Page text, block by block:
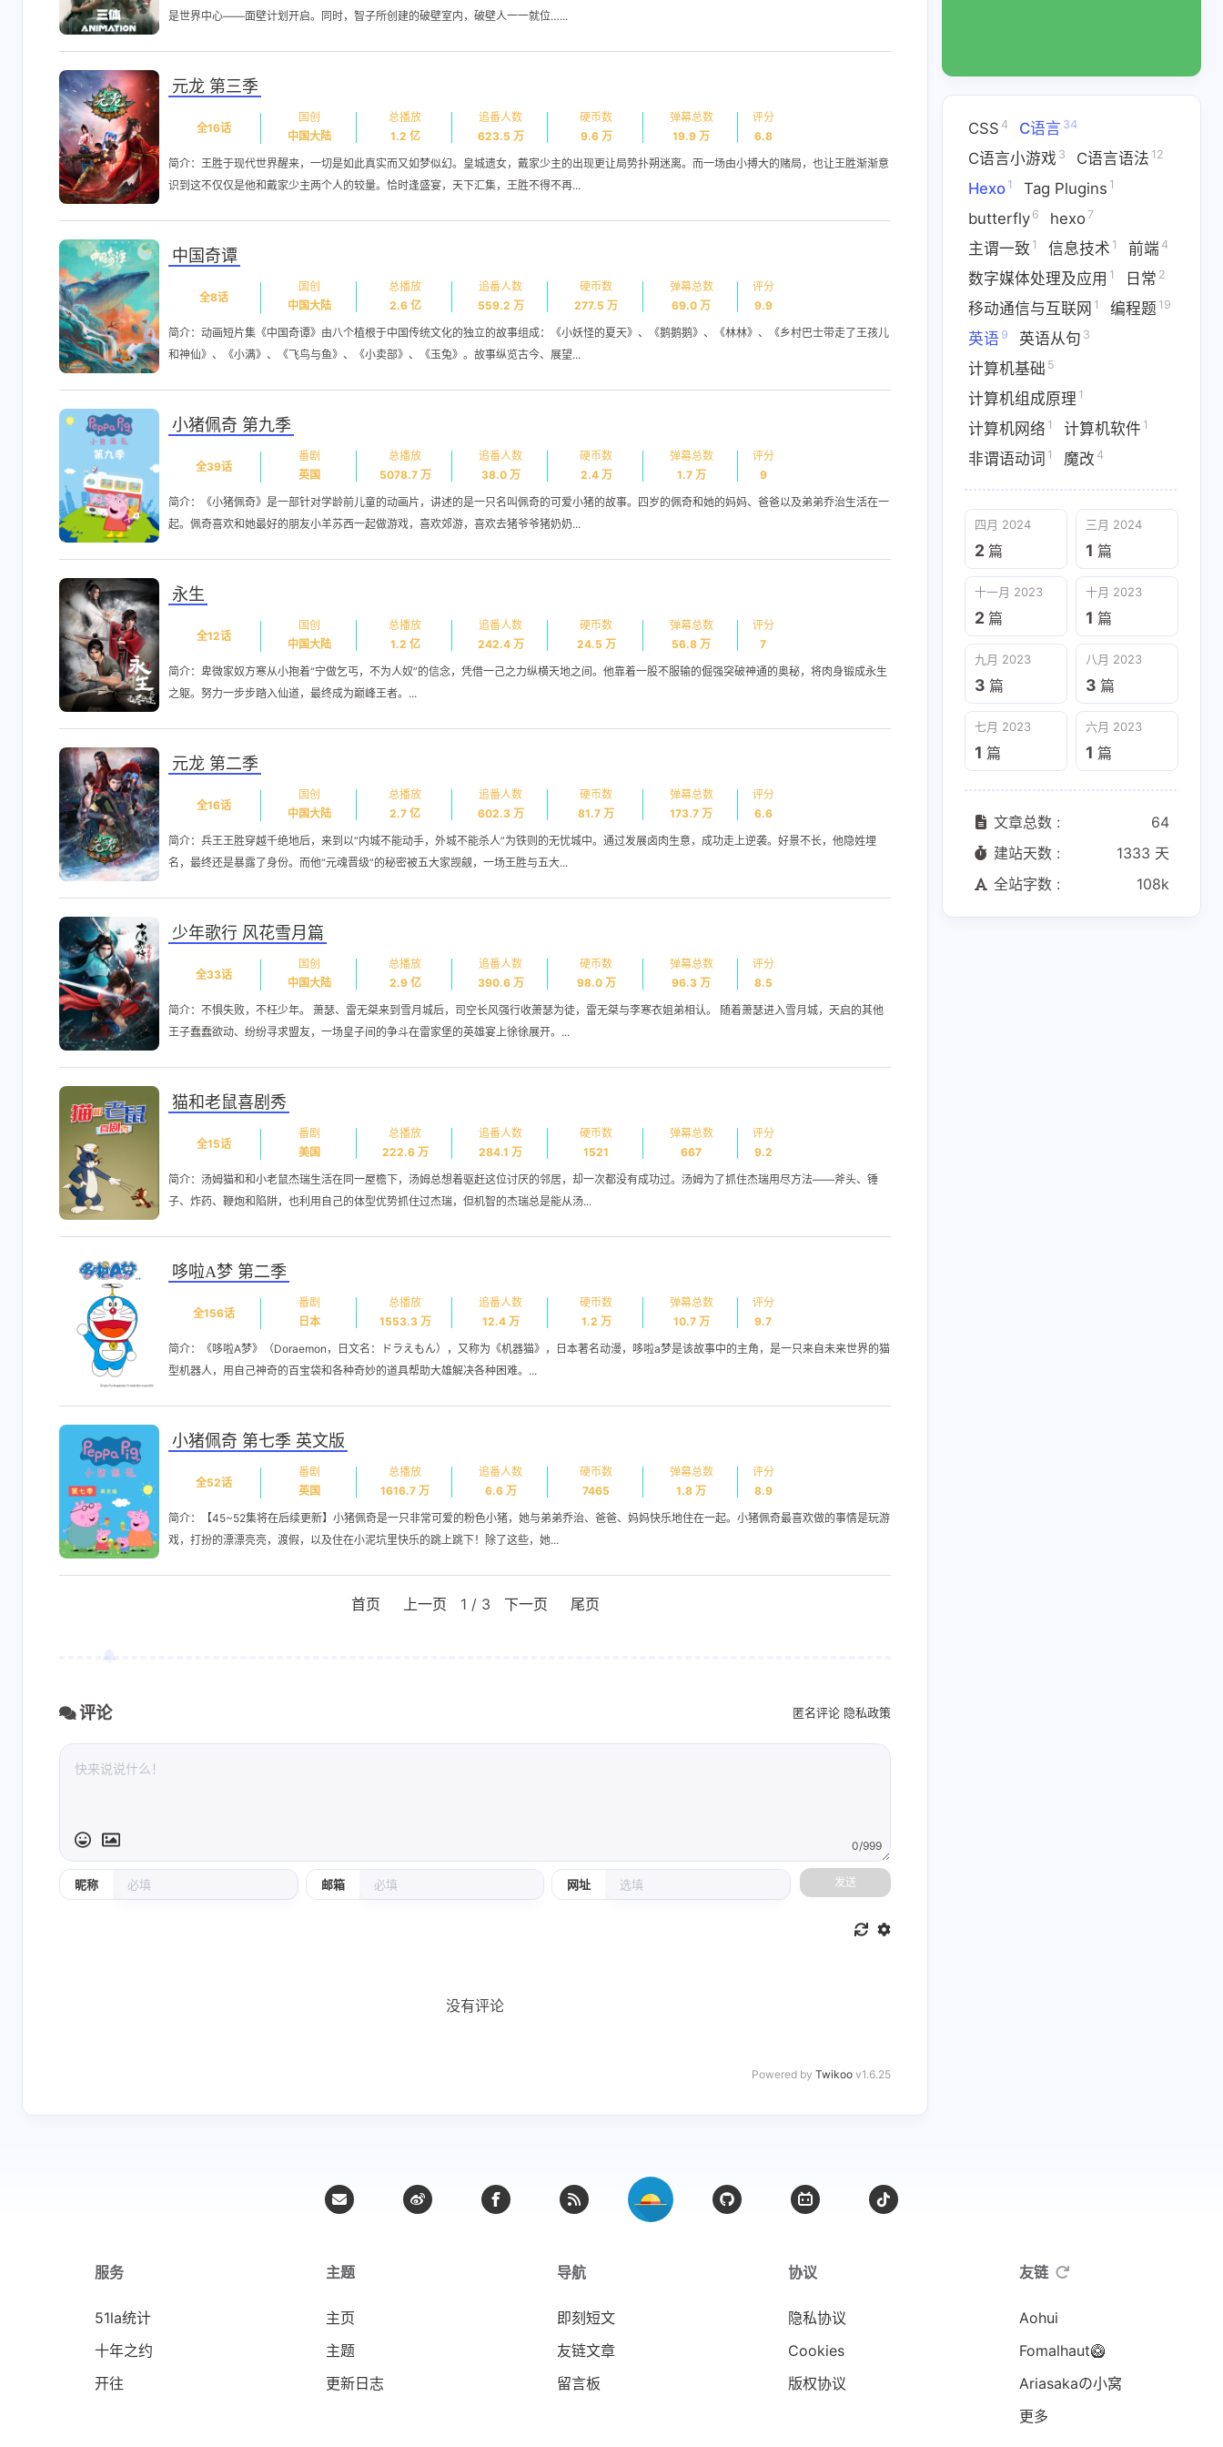
的讲解很清晰，特别
再到GBK和UTF-8的
解为什么会出现乱码
问题。我之前就是因
时各种乱码，现在终
于明白了区位码、国
标码和机内码的区别
了。
6-24-2026
姓名测试打分
6-24-2026
深圳太阳能板定制
召田最帅boy
欢迎来我的博客看看
解析出来啊😅[链接]
欢迎来我的博客看看
兴趣点
寻找你感兴趣的领域
Tag Plugins1
日常2 移动通信与互联网 编程题
计算机组成原理1 计算机网络1 计算机软件1 非谓语动词
四月 2024
篇 3篇
是世界中心——面壁计划开启。同时，智子所创建的破壁室内，破壁人一一就位…...
元龙 第三季
全16话
国创
中国大陆
总播放
1.2 亿
追番人数
623.5 万
硬币数
9.6 万
弹幕总数
19.9 万
评分
6.8
简介：王胜于现代世界醒来，一切是如此真实而又如梦似幻。皇城遗女，戴家少主的出现更让局势扑朔迷离。而一场由小搏大的赌局，也让王胜渐渐意
识到这不仅仅是他和戴家少主两个人的较量。恰时逢盛宴，天下汇集，王胜不得不再...
中国奇谭
全8话
国创
中国大陆
总播放
2.6 亿
追番人数
559.2 万
硬币数
277.5 万
弹幕总数
69.0 万
评分
9.9
简介：动画短片集《中国奇谭》由八个植根于中国传统文化的独立的故事组成：《小妖怪的夏天》、《鹅鹅鹅》、《林林》、《乡村巴士带走了王孩儿
和神仙》、《小满》、《飞鸟与鱼》、《小卖部》、《玉兔》。故事纵览古今、展望...
小猪佩奇 第九季
全39话
番剧
英国
总播放
5078.7 万
追番人数
38.0 万
硬币数
2.4 万
弹幕总数
1.7 万
评分
9
简介：《小猪佩奇》是一部针对学龄前儿童的动画片，讲述的是一只名叫佩奇的可爱小猪的故事。四岁的佩奇和她的妈妈、爸爸以及弟弟乔治生活在一
起。佩奇喜欢和她最好的朋友小羊苏西一起做游戏，喜欢郊游，喜欢去猪爷爷猪奶奶...
永生
全12话
国创
中国大陆
总播放
1.2 亿
追番人数
242.4 万
硬币数
24.5 万
弹幕总数
56.8 万
评分
7
简介：卑微家奴方寒从小抱着“宁做乞丐，不为人奴”的信念，凭借一己之力纵横天地之间。他靠着一股不服输的倔强突破神通的奥秘，将肉身锻成永生
之躯。努力一步步踏入仙道，最终成为巅峰王者。...
元龙 第二季
全16话
国创
中国大陆
总播放
2.7 亿
追番人数
602.3 万
硬币数
81.7 万
弹幕总数
173.7 万
评分
6.6
简介：兵王王胜穿越千绝地后，来到以“内城不能动手，外城不能杀人”为铁则的无忧城中。通过发展卤肉生意，成功走上逆袭。好景不长，他隐姓埋
名，最终还是暴露了身份。而他“元魂晋级”的秘密被五大家觊觎，一场王胜与五大...
少年歌行 风花雪月篇
全33话
国创
中国大陆
总播放
2.9 亿
追番人数
390.6 万
硬币数
98.0 万
弹幕总数
96.3 万
评分
8.5
简介：不惧失败，不枉少年。 萧瑟、雷无桀来到雪月城后，司空长风强行收萧瑟为徒，雷无桀与李寒衣姐弟相认。 随着萧瑟进入雪月城，天启的其他
王子蠢蠢欲动、纷纷寻求盟友，一场皇子间的争斗在雷家堡的英雄宴上徐徐展开。...
猫和老鼠喜剧秀
全15话
番剧
美国
总播放
222.6 万
追番人数
284.1 万
硬币数
1521
弹幕总数
667
评分
9.2
简介：汤姆猫和和小老鼠杰瑞生活在同一屋檐下，汤姆总想着驱赶这位讨厌的邻居，却一次都没有成功过。汤姆为了抓住杰瑞用尽方法——斧头、锤
子、炸药、鞭炮和陷阱，也利用自己的体型优势抓住过杰瑞，但机智的杰瑞总是能从汤...
哆啦A梦 第二季
全156话
番剧
日本
总播放
1553.3 万
追番人数
12.4 万
硬币数
1.2 万
弹幕总数
10.7 万
评分
9.7
简介：《哆啦A梦》（Doraemon，日文名：ドラえもん），又称为《机器猫》，日本著名动漫，哆啦a梦是该故事中的主角，是一只来自未来世界的猫
型机器人，用自己神奇的百宝袋和各种奇妙的道具帮助大雄解决各种困难。...
小猪佩奇 第七季 英文版
全52话
番剧
英国
总播放
1616.7 万
追番人数
6.6 万
硬币数
7465
弹幕总数
1.8 万
评分
8.9
简介：【45~52集将在后续更新】小猪佩奇是一只非常可爱的粉色小猪，她与弟弟乔治、爸爸、妈妈快乐地住在一起。小猪佩奇最喜欢做的事情是玩游
戏，打扮的漂漂亮亮，渡假，以及住在小泥坑里快乐的跳上跳下！除了这些，她...
首页 上一页 1 / 3 下一页 尾页
评论 匿名评论 隐私政策
昵称 邮箱 网址
0/999
发送
没有评论
Powered by Twikoo v1.6.25
CSS 4 C语言 34
C语言小游戏 3 C语言语法 12
Hexo 1 Tag Plugins 1
butterfly 6 hexo 7
主谓一致 1 信息技术 1 前端 4
数字媒体处理及应用 1 日常 2
移动通信与互联网 1 编程题 19
英语 9 英语从句 3
计算机基础 5
计算机组成原理 1
计算机网络 1 计算机软件 1
非谓语动词 1 魔改 4
四月 2024
2 篇
三月 2024
1 篇
十一月 2023
2 篇
十月 2023
1 篇
九月 2023
3 篇
八月 2023
3 篇
七月 2023
1 篇
六月 2023
1 篇
文章总数 :
64
建站天数 :
1333 天
全站字数 :
108k
服务
51la统计
十年之约
开往
主题
主页
主题
更新日志
导航
即刻短文
友链文章
留言板
协议
隐私协议
Cookies
版权协议
友链
Aohui
Fomalhaut🥝
Ariasakaの小窝
更多